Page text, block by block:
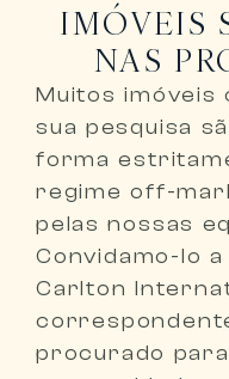
IMÓVEIS
NAS
Muitos
sua pesquisa
forma
regime off-
pelas nossas
Convidamo-lo
Carlton
procurado